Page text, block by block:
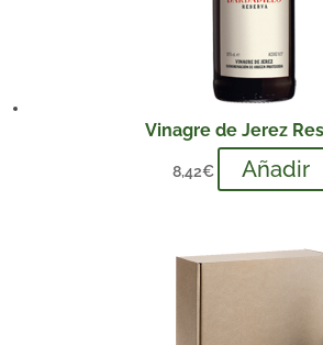
Vinagre de Jerez
8,42€ Añadir